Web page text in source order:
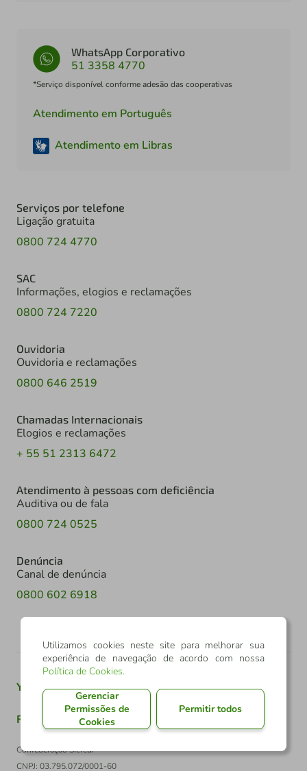
WhatsApp Corporativo
51 3358 4770
*Serviço disponível conforme adesão das cooperativas
Atendimento em Português
Atendimento em Libras
Serviços por telefone
Ligação gratuita
0800 724 4770
SAC
Informações, elogios e reclamações
0800 724 7220
Ouvidoria
Ouvidoria e reclamações
0800 646 2519
Chamadas Internacionais
Elogios e reclamações
+ 55 51 2313 6472
Atendimento à pessoas com deficiência
Auditiva ou de fala
0800 724 0525
Denúncia
Canal de denúncia
0800 602 6918
Youtube Twitter Linkedin Instagram
Facebook TikTok
Confederação Sicredi
CNPJ: 03.795.072/0001-60
Utilizamos cookies neste site para melhorar sua
experiência de navegação de acordo com nossa
Política de Cookies.
Gerenciar
Permissões de
Cookies
Permitir todos